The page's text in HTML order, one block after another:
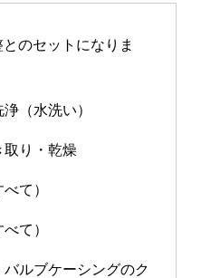
のセットになりま
（水洗い）
取り・乾燥
て）
て）
ルブケーシングのク